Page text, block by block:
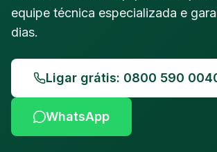
equipe técnica especializada e
dias.
Ligar grátis: 0800 590
WhatsApp